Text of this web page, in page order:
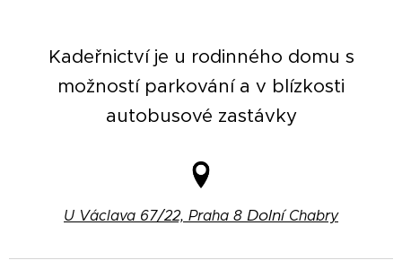
Kadeřnictví je u rodinného domu s
možností parkování a v blízkosti
autobusové zastávky
U Václava 67/22, Praha 8 DolníChabry